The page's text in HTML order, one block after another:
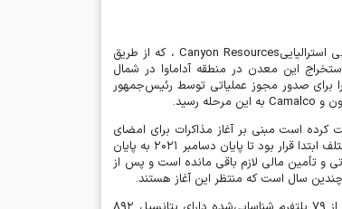
Canyon Resources ، که از طریق
این معدن در منطقه آداماوا در شمال
برای صدور مجوز عملیاتی توسط رئیس‌جمهور
و Camalco به این مرحله رسید.
کرده است مبنی بر آغاز مذاکرات برای امضای
قرار بود تا پایان دسامبر ۲۰۲۱ به پایان
و تأمین مالی لازم باقی مانده است و پس از
چندین سال است که منتظر این آغاز هستند.